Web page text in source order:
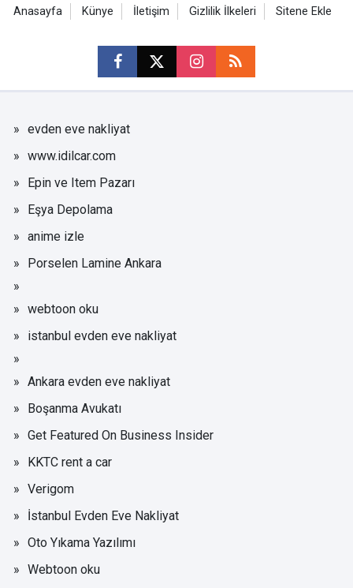
Anasayfa Künye İletişim Gizlilik İlkeleri Sitene Ekle
evden eve nakliyat
www.idilcar.com
Epin ve Item Pazarı
Eşya Depolama
anime izle
Porselen Lamine Ankara
webtoon oku
istanbul evden eve nakliyat
Ankara evden eve nakliyat
Boşanma Avukatı
Get Featured On Business Insider
KKTC rent a car
Verigom
İstanbul Evden Eve Nakliyat
Oto Yıkama Yazılımı
Webtoon oku